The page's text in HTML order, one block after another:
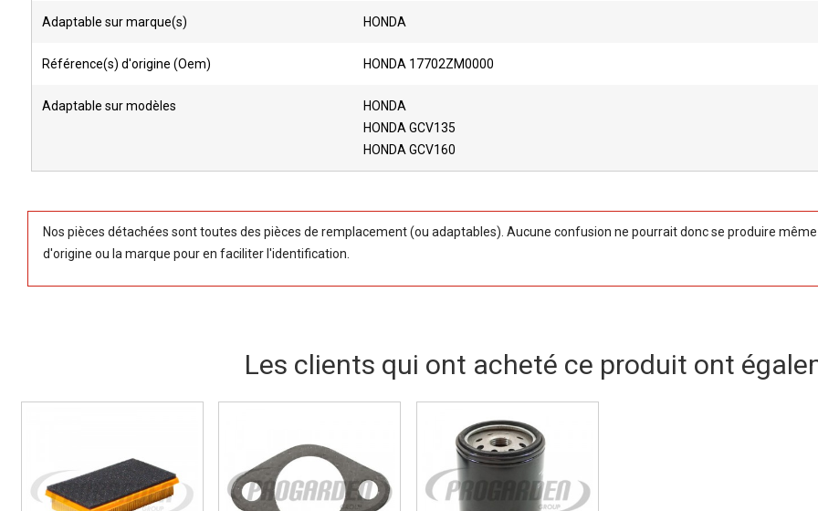
Adaptable sur marque(s) HONDA
Référence(s) d'origine (Oem) HONDA 17702ZM0000
Adaptable sur modèles
HONDA
HONDA GCV135
HONDA GCV160
Nos pièces détachées sont toutes des pièces de remplacement (ou adaptables). Aucune confusion ne pourrait donc se produire
d'origine ou la marque pour en faciliter l'identification.
Les clients qui ont acheté ce produit ont